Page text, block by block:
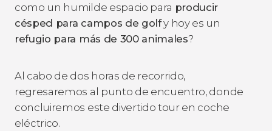
como un humilde espacio para producir
césped para campos de golfy hoy es un
refugio para más de 300 animales?
Al cabo de dos horas de recorrido,
regresaremos al punto de encuentro, donde
concluiremos este divertido tour en coche
eléctrico.